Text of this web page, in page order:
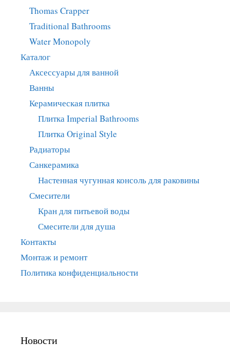
Thomas Crapper
Traditional Bathrooms
Water Monopoly
Каталог
Аксессуары для ванной
Ванны
Керамическая плитка
Плитка Imperial Bathrooms
Плитка Original Style
Радиаторы
Санкерамика
Настенная чугунная консоль для раковины
Смесители
Кран для питьевой воды
Смесители для душа
Контакты
Монтаж и ремонт
Политика конфиденциальности
Новости